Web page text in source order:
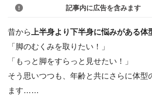
記事内に広告を含みます
昔から 上半身より下半身に悩みがある体
「脚のむくみを取りたい！」
「もっと脚をすらっと見せたい！」
そう思いつつも、年齢と共にさらに体型
ます……